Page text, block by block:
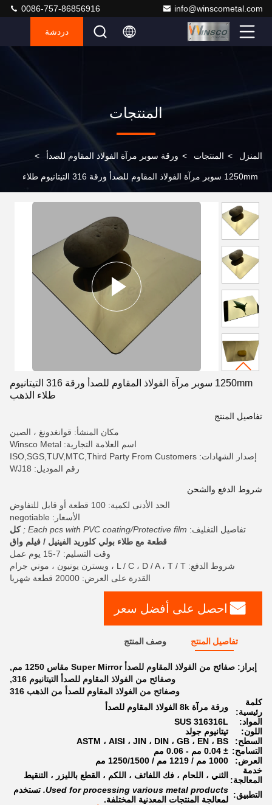
info@winscometal.com
0086-757-86856916
دردشة
المنتجات
المنزل > المنتجات > ورقة سوبر مرآة الفولاذ المقاوم للصدأ >
1250mm سوبر مرآة الفولاذ المقاوم للصدأ ورقة 316 التيتانيوم طلاء
1250mm سوبر مرآة الفولاذ المقاوم للصدأ ورقة 316 التيتانيوم
طلاء الذهب
تفاصيل المنتج
مكان المنشأ: قوانغدونغ ، الصين
اسم العلامة التجارية: Winsco Metal
إصدار الشهادات: ISO,SGS,TUV,MTC,Third Party From Customers
رقم الموديل: WJ18
شروط الدفع والشحن
الحد الأدنى لكمية: 100 قطعة أو قابل للتفاوض
الأسعار: negotiable
تفاصيل التغليف: Each pcs with PVC coating/Protective film ;
كل
قطعة مع طلاء بولي كلوريد الفينيل / فيلم واق
وقت التسليم: 7-15 يوم عمل
شروط الدفع: L / C ، D / A ، T / T ، ويسترن يونيون ، موني جرام
القدرة على العرض: 20000 قطعة شهريا
احصل على أفضل سعر
تفاصيل المنتج وصف المنتج
إبراز: صفائح من الفولاذ المقاوم للصدأ Super Mirror مقاس 1250 مم
,
وصفائح من الفولاذ المقاوم للصدأ التيتانيوم 316
,
وصفائح من الفولاذ المقاوم للصدأ من الذهب 316
كلمة
رئيسية:
ورقة مرآة 8k الفولاذ المقاوم للصدأ
المواد:
SUS 316316L
اللون:
تيتانيوم جولد
السطح:
ASTM ، AISI ، JIN ، DIN ، GB ، EN ، BS
التسامح: ± 0.04 مم - 0.06 مم
العرض:
1000 مم / 1219 مم / 1250/1500 مم
خدمة
المعالجة: الثني ، اللحام ، فك اللفائف ، اللكم ، القطع بالليزر ، التنقيط
التطبيق: Used for processing various metal products. تستخدم
لمعالجة المنتجات المعدنية المختلفة.